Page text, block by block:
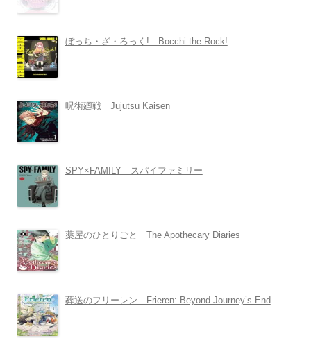
ぼっち・ざ・ろっく! Bocchi the Rock!
呪術廻戦 Jujutsu Kaisen
SPY×FAMILY スパイファミリー
薬屋のひとりごと The Apothecary Diaries
葬送のフリーレン Frieren: Beyond Journey’s End